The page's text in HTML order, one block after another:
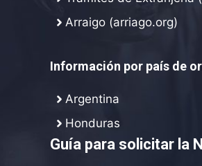
Arraigo (arriago.org)
Información por país de
Argentina
Honduras
Guía para solicitar la